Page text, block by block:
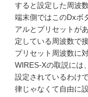
すると設定した周波
端末側ではこのDxボ
アルとプリセットが
定している周波数で
プリセット周波数に
WIRES-Xの取説には
設定されているわけ
律じゃなくて自由に